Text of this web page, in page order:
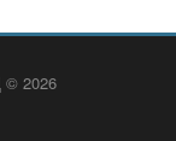
© 2026